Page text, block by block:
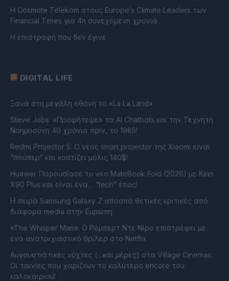
Η Cosmote Telekom στους Europe’s Climate Leaders των
Financial Times για 4η συνεχόμενη χρονιά
Η επιστροφή που δεν έγινε
DIGITAL LIFE
Ξανά στη μεγάλη οθόνη το «La La Land»
Steve Jobs: «Προφήτεψε» τα AI Chatbots και την Τεχνητή
Νοημοσύνη 40 χρόνια πριν, το 1985!
Redmi Projector 5: Ο νέος smart projector της Xiaomi είναι
“σούπερ” και κοστίζει μόλις 140$!
Huawei: Παρουσίασε το νέο MateBook Fold (2026) με Kirin
X90 Plus και είναι ένα… “tech” έπος!
Η σειρά Samsung Galaxy Z αποσπά θετικές κριτικές από
διάφορα media στην Ευρώπη
«The Whisper Man»: Ο Ρόμπερτ Ντε Νίρο επιστρέφει με
ένα ανατριχιαστικό θρίλερ στο Netflix
Αυγουστιάτικες νύχτες (…και μέρες) στα Village Cinemas:
Οι ταινίες που χαρίζουν το καλύτερο encore του
καλοκαιριού!